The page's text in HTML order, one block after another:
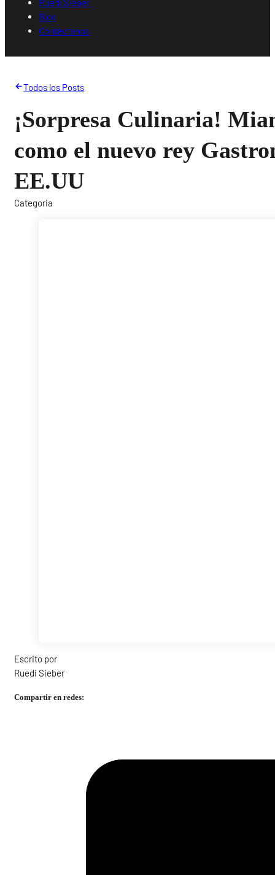
Ruedi Sieber
Blog
Contáctanos
Todos los Posts
¡Sorpresa Culinaria!
como el nuevo rey
EE.UU
Categoria
Escrito por
Ruedi Sieber
Compartir en redes: